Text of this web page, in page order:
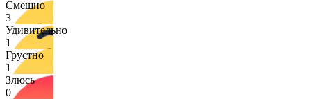
Смешно
3
Удивительно
1
Грустно
1
Злюсь
0